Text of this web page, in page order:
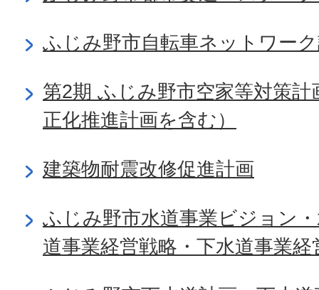
ふじみ野市自転車ネットワー
第2期 ふじみ野市空家等対策
正化推進計画を含む）
建築物耐震改修促進計画
ふじみ野市水道事業ビジョン
道事業経営戦略・下水道事業経